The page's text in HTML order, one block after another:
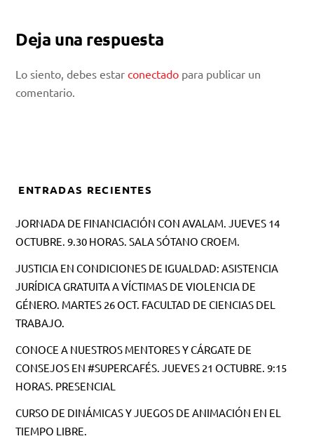
Deja una respuesta
Lo siento, debes estarconectado para publicar un
comentario.
ENTRADAS RECIENTES
JORNADA DE FINANCIACIÓN CON AVALAM. JUEVES 14
OCTUBRE. 9.30 HORAS. SALA SÓTANO CROEM.
JUSTICIA EN CONDICIONES DE IGUALDAD: ASISTENCIA
JURÍDICA GRATUITA A VÍCTIMAS DE VIOLENCIA DE
GÉNERO. MARTES 26 OCT. FACULTAD DE CIENCIAS DEL
TRABAJO.
CONOCE A NUESTROS MENTORES Y CÁRGATE DE
CONSEJOS EN #SUPERCAFÉS. JUEVES 21 OCTUBRE. 9:15
HORAS. PRESENCIAL
CURSO DE DINÁMICAS Y JUEGOS DE ANIMACIÓN EN EL
TIEMPO LIBRE.